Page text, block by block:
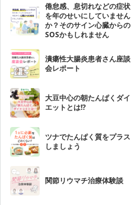
倦怠感、息切れなどの症状
を年のせいにしていません
か？そのサイン心臓からの
SOSかもしれません
潰瘍性大腸炎患者さん座談
会レポート
大豆中心の朝たんぱくダイ
エットとは!?
ツナでたんぱく質をプラス
しましょう
関節リウマチ治療体験談